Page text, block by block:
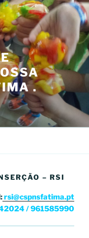
.
– RSI
rsi@cspnsfatima.pt
/ 961585990